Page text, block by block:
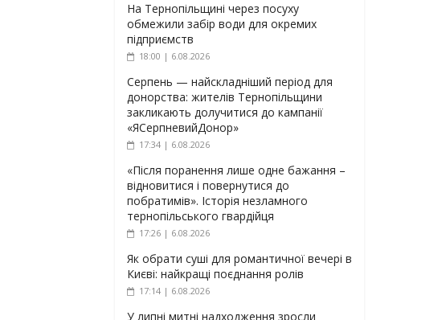
На Тернопільщині через посуху
обмежили забір води для окремих
підприємств
18:00 | 6.08.2026
Серпень — найскладніший період для
донорства: жителів Тернопільщини
закликають долучитися до кампанії
«ЯСерпневийДонор»
17:34 | 6.08.2026
«Після поранення лише одне бажання –
відновитися і повернутися до
побратимів». Історія незламного
тернопільського гвардійця
17:26 | 6.08.2026
Як обрати суші для романтичної вечері в
Києві: найкращі поєднання ролів
17:14 | 6.08.2026
У липні митні надходження зросли